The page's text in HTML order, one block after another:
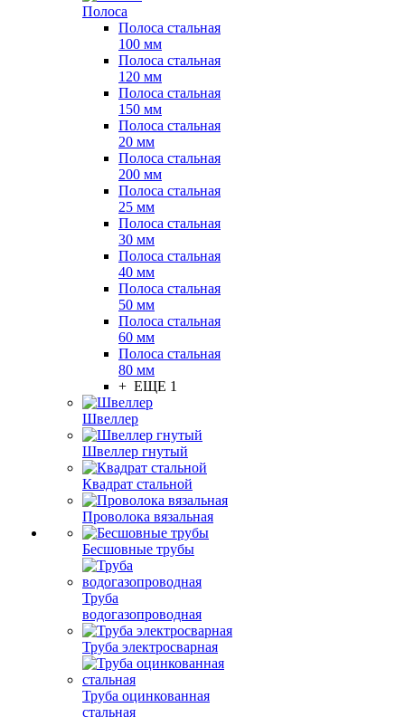
Полоса
Полоса стальная
100 мм
Полоса стальная
120 мм
Полоса стальная
150 мм
Полоса стальная
20 мм
Полоса стальная
200 мм
Полоса стальная
25 мм
Полоса стальная
30 мм
Полоса стальная
40 мм
Полоса стальная
50 мм
Полоса стальная
60 мм
Полоса стальная
80 мм
+ ЕЩЕ 1
Швеллер
Швеллер гнутый
Квадрат стальной
Проволока вязальная
Бесшовные трубы
Труба
водогазопроводная
Труба электросварная
Труба оцинкованная
стальная